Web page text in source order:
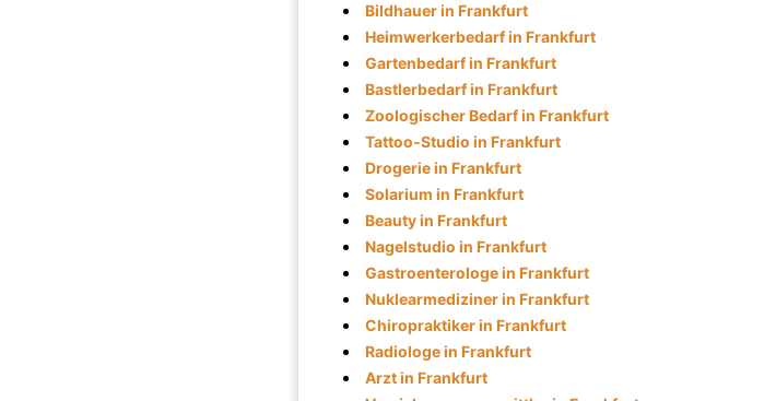
Bildhauer in Frankfurt
Heimwerkerbedarf in Frankfurt
Gartenbedarf in Frankfurt
Bastlerbedarf in Frankfurt
Zoologischer Bedarf in Frankfurt
Tattoo-Studio in Frankfurt
Drogerie in Frankfurt
Solarium in Frankfurt
Beauty in Frankfurt
Nagelstudio in Frankfurt
Gastroenterologe in Frankfurt
Nuklearmediziner in Frankfurt
Chiropraktiker in Frankfurt
Radiologe in Frankfurt
Arzt in Frankfurt